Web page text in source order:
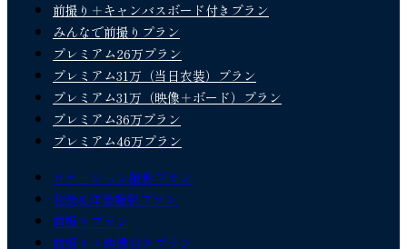
前撮り＋キャンバスボード付きプラン
みんなで前撮りプラン
プレミアム26万プラン
プレミアム31万（当日衣装）プラン
プレミアム31万（映像＋ボード）プラン
プレミアム36万プラン
プレミアム46万プラン
ロケーション撮影プラン
和装&洋装撮影プラン
前撮りプラン
前撮り＋映像付きプラン